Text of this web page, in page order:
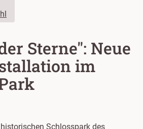
Sterne": Neue
im
Schlosspark des